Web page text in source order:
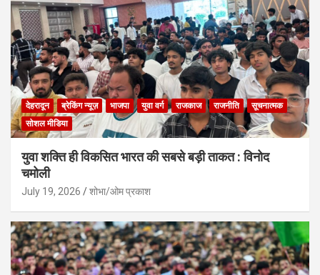
देहरादून ब्रेकिंग न्यूज़ भाजपा युवा वर्ग राजकाज राजनीति
सूचनात्मक
सोशल मीडिया
युवा शक्ति ही विकसित भारत की सबसे बड़ी ताकत : विनोद
चमोली
July 19, 2026 शोभा/ओम प्रकाश